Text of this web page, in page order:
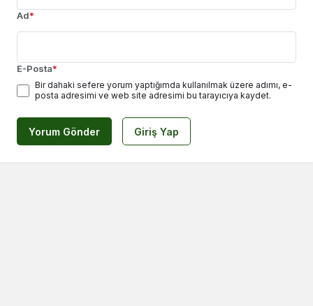
Ad*
E-Posta*
Bir dahaki sefere yorum yaptığımda kullanılmak üzere adımı, e-
posta adresimi ve web site adresimi bu tarayıcıya kaydet.
Yorum Gönder Giriş Yap